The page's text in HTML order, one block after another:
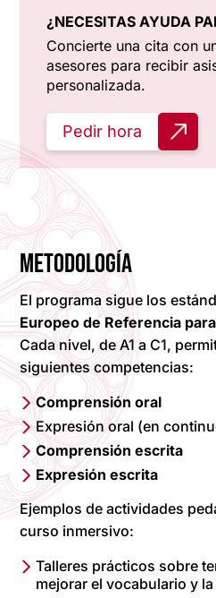
¿NECESITAS AYUDA
Concierte una cita con
asesores para recibir
personalizada.
Pedir hora
METODOLOGÍA
El programa sigue los
Europeo de Referencia
Cada nivel, de A1 a C1,
siguientes competencias:
Comprensión oral
Expresión oral (en
Comprensión escrita
Expresión escrita
Ejemplos de actividades
curso inmersivo:
Talleres prácticos sobre
mejorar el vocabulario y